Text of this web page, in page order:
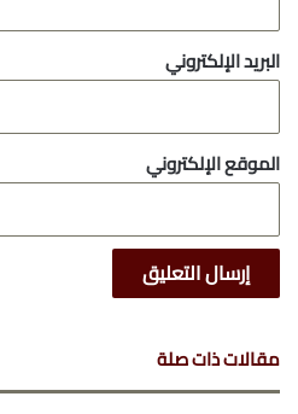
البريد الإلكتروني
الموقع الإلكتروني
مقالات ذات صلة